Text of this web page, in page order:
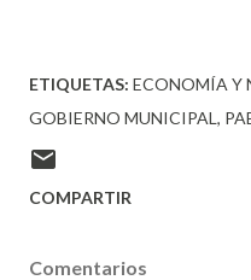
ETIQUETAS: ECONOMÍA Y
GOBIERNO MUNICIPAL
COMPARTIR
Comentarios